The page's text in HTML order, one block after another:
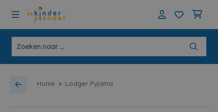
Home > Lodger Pyjama